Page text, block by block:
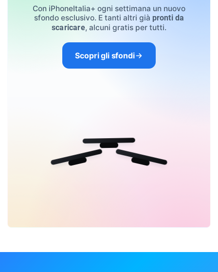
Con iPhoneItalia+ ogni settimana un nuovo
sfondo esclusivo. E tanti altri già pronti da
scaricare, alcuni gratis per tutti.
Scopri gli sfondi